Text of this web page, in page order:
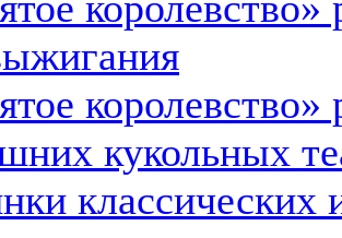
кукольных
классических